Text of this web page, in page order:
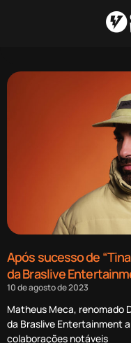
Após sucesso de
da Braslive
10 de agosto de 2023
Matheus Meca, renomado
da Braslive Entertainment
colaborações notáveis